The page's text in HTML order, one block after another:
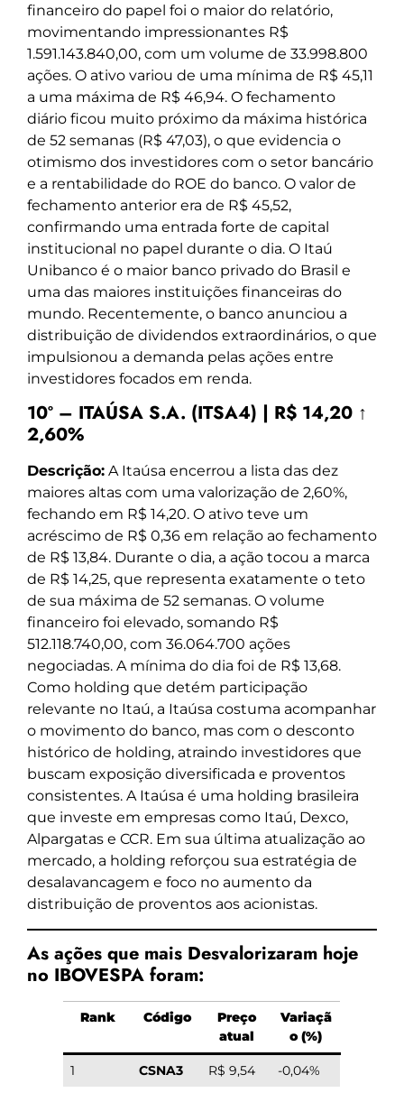
financeiro do papel foi o maior do relatório,
movimentando impressionantes R$
1.591.143.840,00, com um volume de 33.998.800
ações. O ativo variou de uma mínima de R$ 45,11
a uma máxima de R$ 46,94. O fechamento
diário ficou muito próximo da máxima histórica
de 52 semanas (R$ 47,03), o que evidencia o
otimismo dos investidores com o setor bancário
e a rentabilidade do ROE do banco. O valor de
fechamento anterior era de R$ 45,52,
confirmando uma entrada forte de capital
institucional no papel durante o dia. O Itaú
Unibanco é o maior banco privado do Brasil e
uma das maiores instituições financeiras do
mundo. Recentemente, o banco anunciou a
distribuição de dividendos extraordinários, o que
impulsionou a demanda pelas ações entre
investidores focados em renda.
10º – ITAÚSA S.A. (ITSA4) | R$ 14,20 ↑
2,60%
Descrição: A Itaúsa encerrou a lista das dez
maiores altas com uma valorização de 2,60%,
fechando em R$ 14,20. O ativo teve um
acréscimo de R$ 0,36 em relação ao fechamento
de R$ 13,84. Durante o dia, a ação tocou a marca
de R$ 14,25, que representa exatamente o teto
de sua máxima de 52 semanas. O volume
financeiro foi elevado, somando R$
512.118.740,00, com 36.064.700 ações
negociadas. A mínima do dia foi de R$ 13,68.
Como holding que detém participação
relevante no Itaú, a Itaúsa costuma acompanhar
o movimento do banco, mas com o desconto
histórico de holding, atraindo investidores que
buscam exposição diversificada e proventos
consistentes. A Itaúsa é uma holding brasileira
que investe em empresas como Itaú, Dexco,
Alpargatas e CCR. Em sua última atualização ao
mercado, a holding reforçou sua estratégia de
desalavancagem e foco no aumento da
distribuição de proventos aos acionistas.
As ações que mais Desvalorizaram hoje
no IBOVESPA foram:
Rank Código
Preço
atual
Variaçã
o (%)
1 CSNA3 R$ 9,54 -0,04%